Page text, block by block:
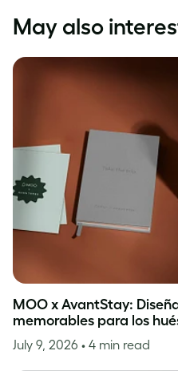
May also
MOO x AvantStay:
memorables para los
July 9, 2026 • 4 min read